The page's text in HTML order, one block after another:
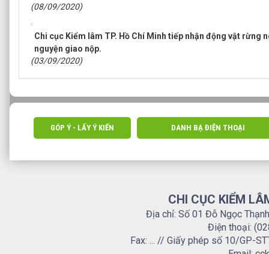
(08/09/2020)
Chi cục Kiểm lâm TP. Hồ Chí Minh tiếp nhận động vật rừng
nguyện giao nộp.
(03/09/2020)
GÓP Ý - LẤY Ý KIẾN DANH BẠ ĐIỆN THOẠI
CHI CỤC KIỂM
Địa chỉ: Số 01 Đỗ Ngọc
Điện thoại:
Fax: ... // Giấy phép số 10/GP-